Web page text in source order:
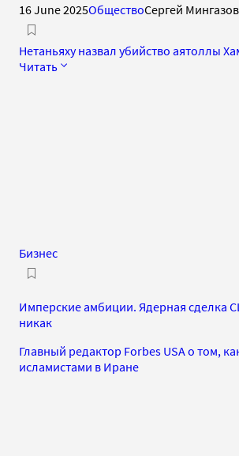
16 June 2025ОбществоСергей Мингазов
Нетаньяху назвал убийство аятоллы
Читать
Бизнес
Имперские амбиции. Ядерная сделка
никак
Главный редактор Forbes USA о том,
исламистами в Иране